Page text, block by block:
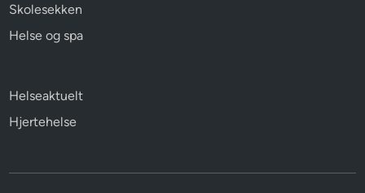
Skolesekken
Helse og spa
Helseaktuelt
Hjertehelse